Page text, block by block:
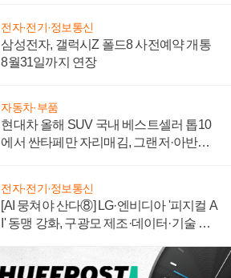
전자·전기·정보통신
삼성전자, 갤럭시Z 폴드8 사전예약 개통
8월31일까지 연장
자동차·부품
현대차 올해 SUV 국내 베스트셀러 톱10
에서 싼타페만 자리매김, 그랜저·아반떼
전자·전기·정보통신
[AI 뭉쳐야 산다⑧] LG·엔비디아 '피지컬 A
I' 동맹 강화, 구광모 제조·데이터·기술 결